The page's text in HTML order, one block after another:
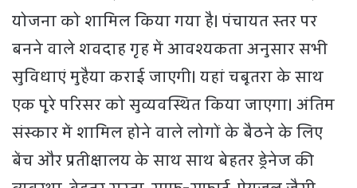
योजना को शामिल किया गया है। पंचायत स्तर पर
बनने वाले शवदाह गृह में आवश्यकता अनुसार सभी
सुविधाएं मुहैया कराई जाएगी। यहां चबूतरा के साथ
एक पूरे परिसर को सुव्यवस्थित किया जाएगा। अंतिम
संस्कार में शामिल होने वाले लोगों के बैठने के लिए
बेंच और प्रतीक्षालय के साथ साथ बेहतर ड्रेनेज की